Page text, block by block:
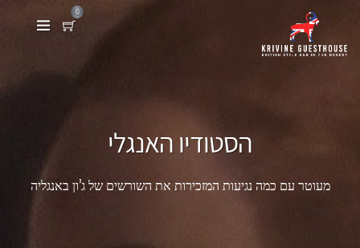
0
הסטודיו האנגלי
מעוטר עם כמה נגיעות המזכירות את השורשים של ג’ון באנגליה